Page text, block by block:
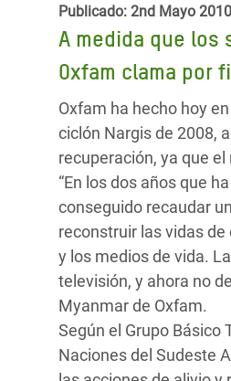
Conflictos y
Desigualdad
Servicios Sociales
Inequality and
Digital Age
Gender, Rights,
#ActuaPorElClima
Erradiquemos el
se Oculta tras los
¡Basta! Acabemos
mujeres y niñas
ayuda
a
la
navegación
Publicado: 2nd Mayo 2010
A medida que los
Oxfam clama por
Oxfam ha hecho hoy
ciclón Nargis de 2008,
recuperación, ya que
“En los dos años que
conseguido recaudar
reconstruir las vidas
y los medios de vida.
televisión, y ahora no
Myanmar de Oxfam.
Según el Grupo Básico
Naciones del Sudeste